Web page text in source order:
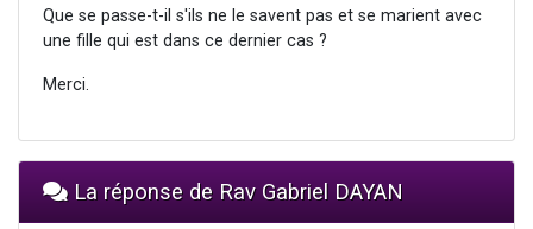
Que se passe-t-il s'ils ne le savent pas et se marient avec
une fille qui est dans ce dernier cas ?
Merci.
La réponse de Rav Gabriel DAYAN